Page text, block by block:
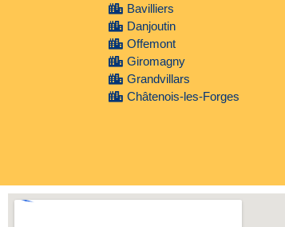
Bavilliers
Danjoutin
Offemont
Giromagny
Grandvillars
Châtenois-les-Forges